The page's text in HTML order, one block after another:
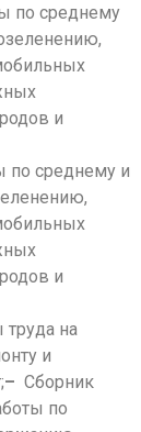
по среднему
и
по среднему и
и
на
и
– Сборник
по